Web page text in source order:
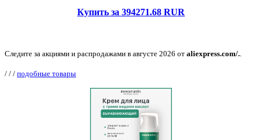
Купить за 394271.68 RUR
Следите за акциями и распродажами в августе 2026 от aliexpress.com/..
/ / / подобные товары